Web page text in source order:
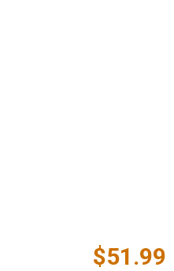
$51.99